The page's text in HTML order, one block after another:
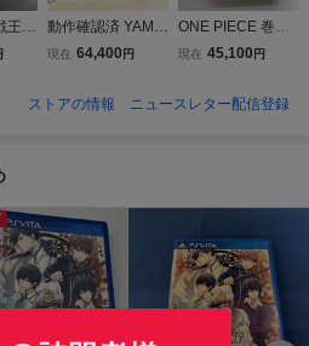
王
め
動作確認済 YAMA
HA YSV104 サイ
現在 64,400 円
ONE PIECE 巻一
尾田栄一郎 1
現在 45,100 円
ストアの情報 ニュースレター配信登録